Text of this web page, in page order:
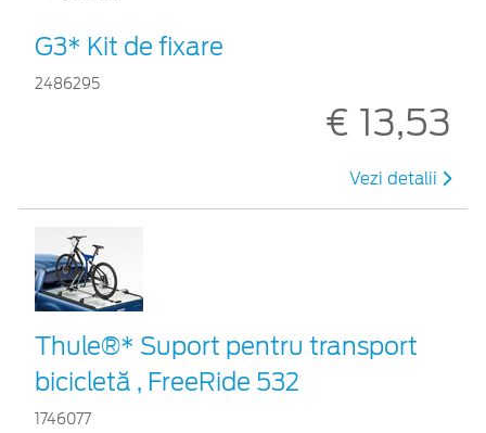
G3* Kit de fixare
2486295
€ 13,53
Vezi detalii
Thule®* Suport pentru transport
bicicletă , FreeRide 532
1746077